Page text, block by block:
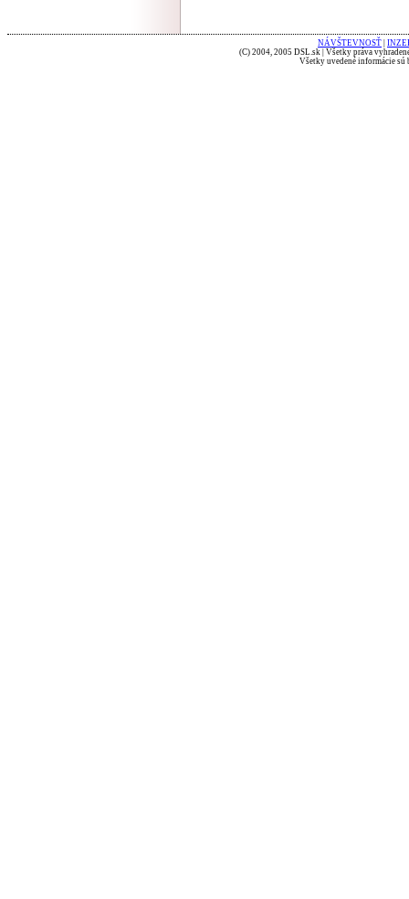
NÁVŠTEVNOSŤ
(C) 2004, 2005 DSL.sk | Všetky práva
Všetky uvedené informácie sú